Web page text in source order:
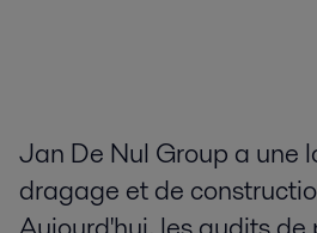
Jan De Nul Group a une
dragage et de